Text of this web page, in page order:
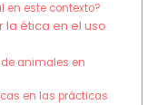
en este contexto?
la ética en el uso
de animales en
en las prácticas